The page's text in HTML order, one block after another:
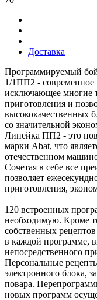
Доставка
Программируемый
1/1ПП2 - современное
исключающее многие
приготовления и
высококачественных
со значительной
Линейка ПП2 - это
марки Abat, что
отечественном
Сочетая в себе все
позволяет
приготовления,
120 встроенных
необходимую. Кроме
собственных
в каждой программе,
непосредственного
Персональные
электронного блока,
повара.
новых программ